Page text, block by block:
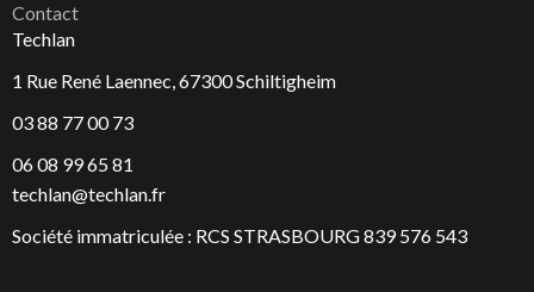
Contact
Techlan
1 Rue René Laennec, 67300 Schiltigheim
03 88 77 00 73
06 08 99 65 81
techlan@techlan.fr
Société immatriculée : RCS STRASBOURG 839 576 543